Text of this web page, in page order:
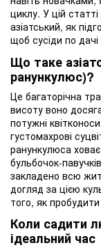
циклу. У цій
азіатський, як
щоб сусіди по
Що таке
ранункулюс)?
Це багаторічна
висоту воно
потужні
густомахрові
ранункулюса
бульбочок-
закладено всю
догляд за цією
того, як
Коли садити
ідеальний час